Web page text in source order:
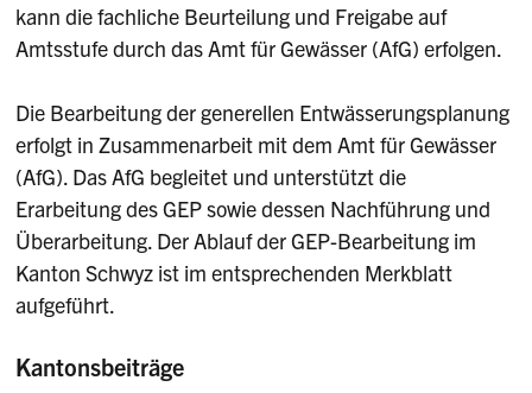
kann die fachliche Beurteilung und Freigabe auf
Amtsstufe durch das Amt für Gewässer (AfG) erfolgen.
Die Bearbeitung der generellen Entwässerungsplanung
erfolgt in Zusammenarbeit mit dem Amt für Gewässer
(AfG). Das AfG begleitet und unterstützt die
Erarbeitung des GEP sowie dessen Nachführung und
Überarbeitung. Der Ablauf der GEP-Bearbeitung im
Kanton Schwyz ist im entsprechenden Merkblatt
aufgeführt.
Kantonsbeiträge